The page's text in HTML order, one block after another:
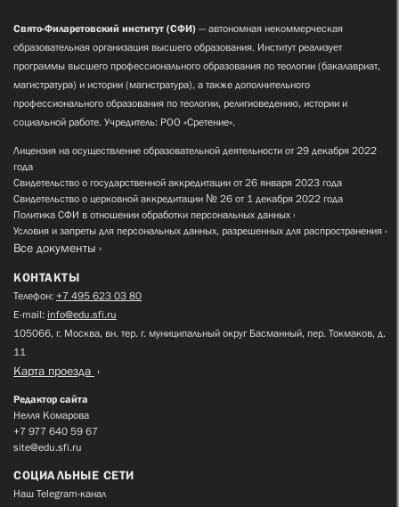
Свято-Филаретовский институт (СФИ) — автономная некоммерческая
образовательная организация высшего образования. Институт реализует
программы высшего профессионального образования по теологии (бакалавриат,
магистратура) и истории (магистратура), а также дополнительного
профессионального образования по теологии, религиоведению, истории и
социальной работе. Учредитель: РОО «Сретение».
Лицензия на осуществление образовательной деятельности от 29 декабря 2022
года
Свидетельство о государственной аккредитации от 26 января 2023 года
Свидетельство о церковной аккредитации № 26 от 1 декабря 2022 года
Политика СФИ в отношении обработки персональных данных
Условия и запреты для персональных данных, разрешенных для распространения
Все документы
КОНТАКТЫ
Телефон: +7 495 623 03 80
E-mail: info@edu.sfi.ru
105066, г. Москва, вн. тер. г. муниципальный округ Басманный, пер. Токмаков, д.
11
Карта проезда
Редактор сайта
Нелля Комарова
+7 977 640 59 67
site@edu.sfi.ru
СОЦИАЛЬНЫЕ СЕТИ
Наш Telegram-канал